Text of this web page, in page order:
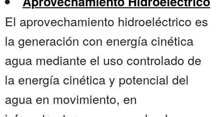
El aprovechamiento hidroeléctrico es
la generación con energía cinética
agua mediante el uso controlado de
la energía cinética y potencial del
agua en movimiento, en